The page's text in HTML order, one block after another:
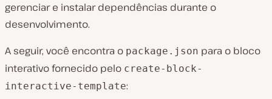
gerenciar e instalar dependências durante o
desenvolvimento.
A seguir, você encontra o package.json para o bloco
interativo fornecido pelo create-block-
interactive-template: